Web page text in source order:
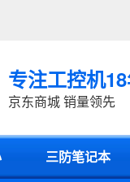
专注工控机
京东商城 销量领先
三防笔记本